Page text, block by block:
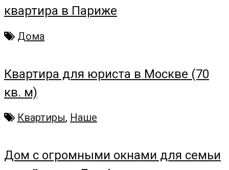
квартира в Париже
Дома
Квартира для юриста в Москве (70
кв. м)
Квартиры, Наше
Дом с огромными окнами для семьи